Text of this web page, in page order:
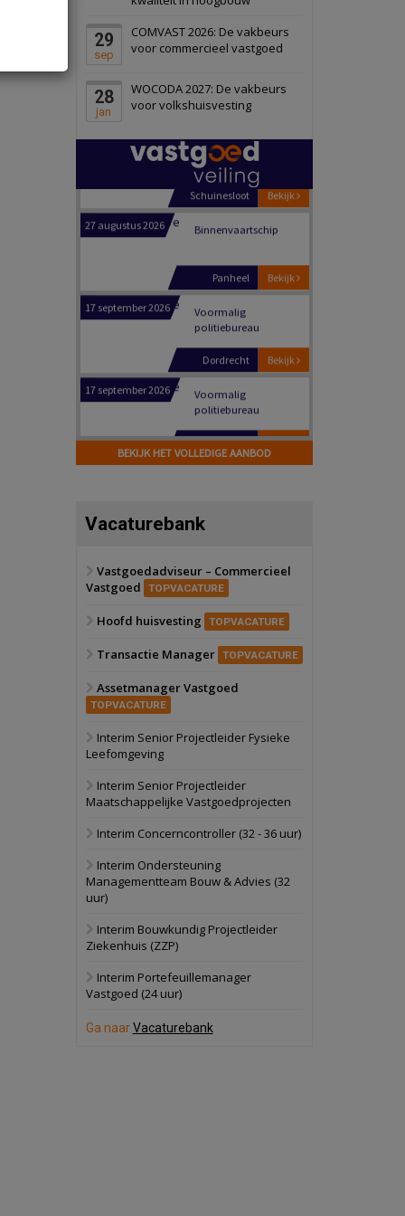
29
sep
COMVAST 2026: De vakbeurs
voor commercieel vastgoed
28
jan
WOCODA 2027: De vakbeurs
voor volkshuisvesting
Schiedam
22 september 2026 Attractiepark
Bekijk
Oranje
28 september 2026
bedrijventerrein
Schuinesloot
Binnenvaartschip
17 september 2026
Voormalig
politiebureau
17 september 2026
Voormalig
politiebureau
17 september 2026
Voormalig
Zwanenburg
6 oktober 2026 Transformatieobject
22 september 2026
28 september 2026
Grootschalig
bedrijventerrein
Bekijk
Schuinesloot
27 augustus 2026 Binnenvaartschip
17 september 2026
17 september 2026
Voormalig
BEKIJK HET VOLLEDIGE AANBOD
Vacaturebank
Vastgoedadviseur – Commercieel
Vastgoed
TOPVACATURE
Hoofd huisvesting TOPVACATURE
Transactie Manager TOPVACATURE
Assetmanager Vastgoed
TOPVACATURE
Interim Senior Projectleider Fysieke
Leefomgeving
Interim Senior Projectleider
Maatschappelijke Vastgoedprojecten
Interim Concerncontroller (32 - 36 uur)
Interim Ondersteuning
Managementteam Bouw & Advies (32
uur)
Interim Bouwkundig Projectleider
Ziekenhuis (ZZP)
Interim Portefeuillemanager
Vastgoed (24 uur)
Ga naarVacaturebank